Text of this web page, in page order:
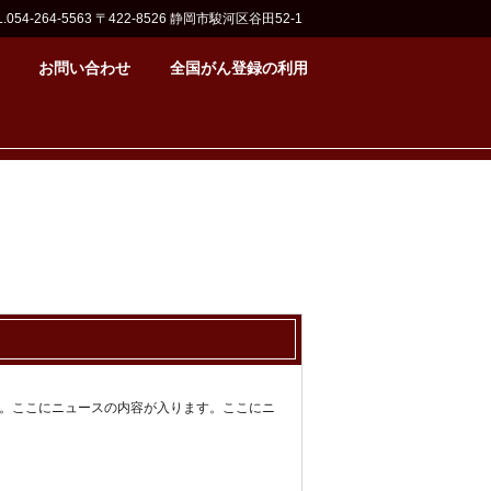
264-5563 〒422-8526 静岡市駿河区谷田52-1
お問い合わせ 全国がん登録の利用
ここにニュースの内容が入ります。ここにニ